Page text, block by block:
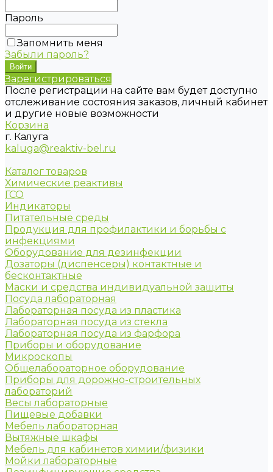
Пароль
Запомнить меня
Забыли пароль?
Зарегистрироваться
После регистрации на сайте вам будет доступно
отслеживание состояния заказов, личный кабинет
и другие новые возможности
Корзина
г. Калуга
kaluga@reaktiv-bel.ru
Каталог товаров
Химические реактивы
ГСО
Индикаторы
Питательные среды
Продукция для профилактики и борьбы с
инфекциями
Оборудование для дезинфекции
Дозаторы (диспенсеры) контактные и
бесконтактные
Маски и средства индивидуальной защиты
Посуда лабораторная
Лабораторная посуда из пластика
Лабораторная посуда из стекла
Лабораторная посуда из фарфора
Приборы и оборудование
Микроскопы
Общелабораторное оборудование
Приборы для дорожно-строительных
лабораторий
Весы лабораторные
Пищевые добавки
Мебель лабораторная
Вытяжные шкафы
Мебель для кабинетов химии/физики
Мойки лабораторные